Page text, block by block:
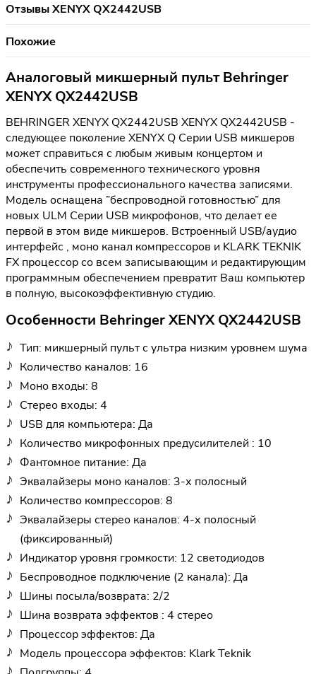
Отзывы XENYX QX2442USB
Похожие
Аналоговый микшерный пульт Behringer
XENYX QX2442USB
BEHRINGER XENYX QX2442USB XENYX QX2442USB -
следующее поколение XENYX Q Серии USB микшеров
может справиться с любым живым концертом и
обеспечить современного технического уровня
инструменты профессионального качества записями.
Модель оснащена ”беспроводной готовностью” для
новых ULM Серии USB микрофонов, что делает ее
первой в этом виде микшеров. Встроенный USB/аудио
интерфейс , моно канал компрессоров и KLARK TEKNIK
FX процессор со всем записывающим и редактирующим
программным обеспечением превратит Ваш компьютер
в полную, высокоэффективную студию.
Особенности Behringer XENYX QX2442USB
Тип: микшерный пульт с ультра низким уровнем шума
Количество каналов: 16
Моно входы: 8
Стерео входы: 4
USB для компьютера: Да
Количество микрофонных предусилителей : 10
Фантомное питание: Да
Эквалайзеры моно каналов: 3-х полосный
Количество компрессоров: 8
Эквалайзеры стерео каналов: 4-х полосный
(фиксированный)
Индикатор уровня громкости: 12 светодиодов
Беспроводное подключение (2 канала): Да
Шины посыла/возврата: 2/2
Шина возврата эффектов : 4 стерео
Процессор эффектов: Да
Модель процессора эффектов: Klark Teknik